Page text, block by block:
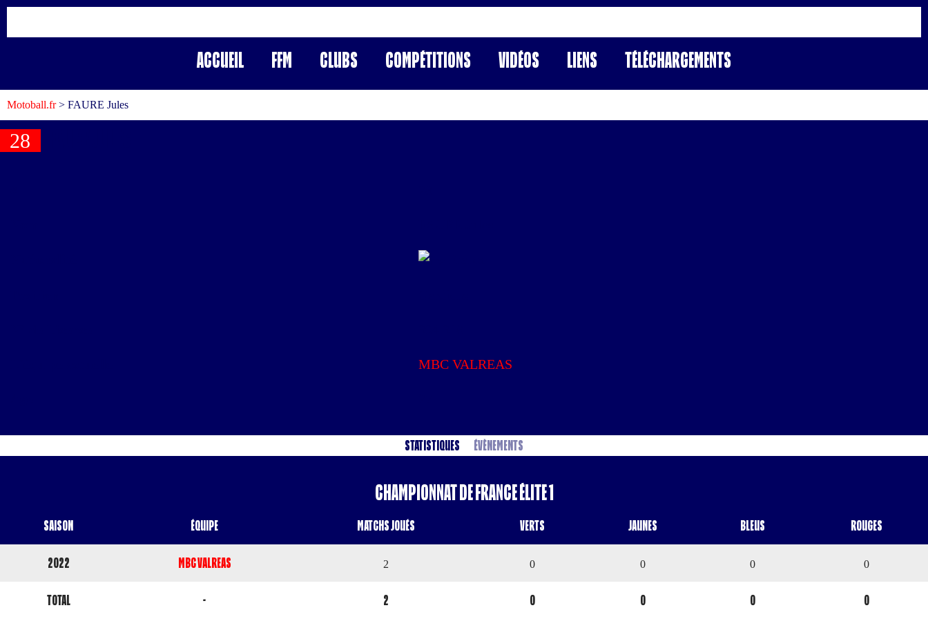
Accueil FFM Clubs Compétitions Vidéos Liens Téléchargements
Motoball.fr> FAURE Jules
28
MBC VALREAS
Statistiques Évènements
Championnat de France Élite 1
Saison Équipe Matchs Joués Verts Jaunes Bleus Rouges
2022 MBC VALREAS 2 0 0 0 0
Total - 2 0 0 0 0